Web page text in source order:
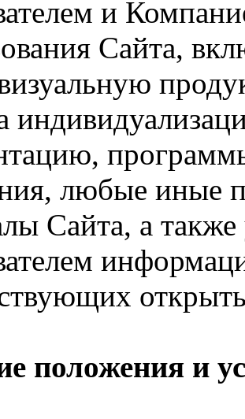
и
Сайта,
любые иные
Сайта, а
положения и